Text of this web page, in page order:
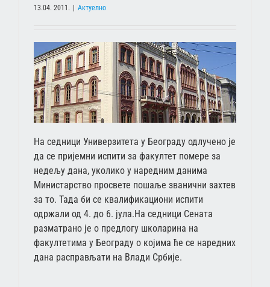
13.04. 2011. | Актуелно
На седници Универзитета у Београду одлучено је
да се пријемни испити за факултет помере за
недељу дана, уколико у наредним данима
Министарство просвете пошаље званични захтев
за то. Тада би се квалификациони испити
одржали од 4. до 6. јула.На седници Сената
разматрано је о предлогу школарина на
факултетима у Београду о којима ће се наредних
дана расправљати на Влади Србије.